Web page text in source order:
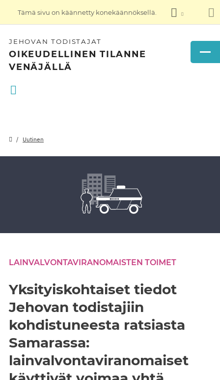
Tämä sivu on käännetty konekäännöksellä.
JEHOVAN TODISTAJAT
OIKEUDELLINEN TILANNE
VENÄJÄLLÄ
Uutinen
LAINVALVONTAVIRANOMAISTEN TOIMET
Yksityiskohtaiset tiedot
Jehovan todistajiin
kohdistuneesta ratsiasta
Samarassa:
lainvalvontaviranomaiset